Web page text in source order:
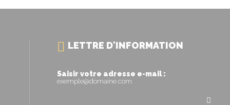
LETTRE D'INFORMATION
Saisir votre adresse e-mail :
exemple@domaine.com